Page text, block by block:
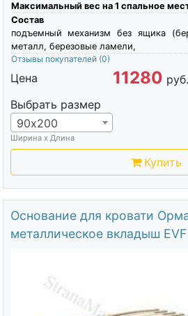
Максимальный вес на 1 спальное
Состав
подъемный механизм без ящика
металл, березовые ламели,
Отзывы покупателей (0)
Цена 11280 руб.
Выбрать размер
90х200
Ширина х Длина
Купить
Основание для кровати
металлическое вкладыш